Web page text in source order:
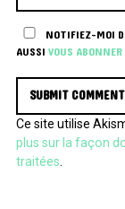
NOTIFIEZ-MOI
AUSSIVOUS ABONNER
Ce site utilise
plus sur la façon
traitées